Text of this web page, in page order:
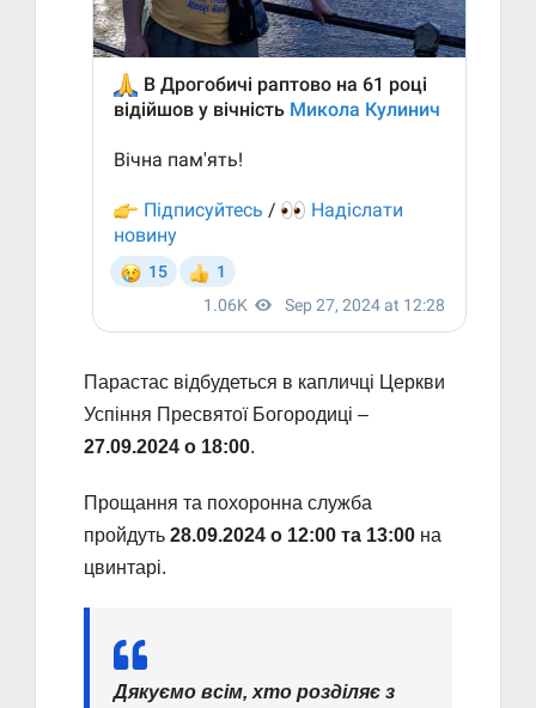
Парастас відбудеться в капличці Церкви
Успіння Пресвятої Богородиці –
27.09.2024 о 18:00.
Прощання та похоронна служба
пройдуть 28.09.2024 о 12:00 та 13:00 на
цвинтарі.
Дякуємо всім, хто розділяє з